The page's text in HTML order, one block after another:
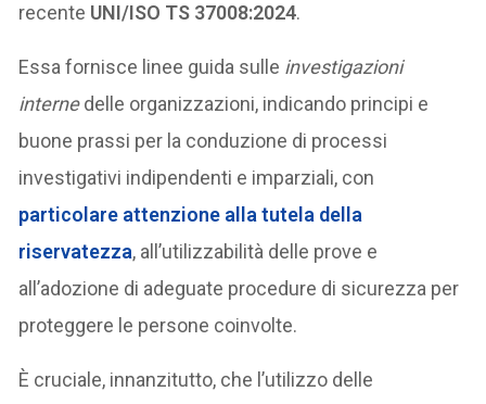
recente UNI/ISO TS 37008:2024.
Essa fornisce linee guida sulle investigazioni
internedelle organizzazioni, indicando principi e
buone prassi per la conduzione di processi
investigativi indipendenti e imparziali, con
particolare attenzione alla tutela della
riservatezza, all’utilizzabilità delle prove e
all’adozione di adeguate procedure di sicurezza per
proteggere le persone coinvolte.
È cruciale, innanzitutto, che l’utilizzo delle